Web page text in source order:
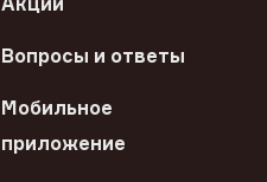
Вопросы и ответы
Мобильное
приложение